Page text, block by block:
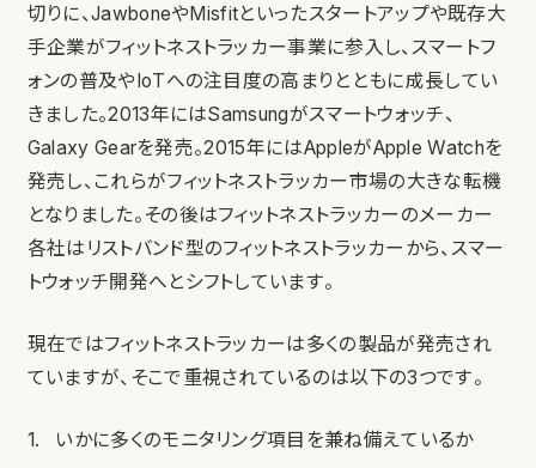
切りに、JawboneやMisfitといったスタートアップや既存大
手企業がフィットネストラッカー事業に参入し、スマートフ
ォンの普及やIoTへの注目度の高まりとともに成長してい
きました。2013年にはSamsungがスマートウォッチ、
Galaxy Gearを発売。2015年にはAppleがApple Watchを
発売し、これらがフィットネストラッカー市場の大きな転機
となりました。その後はフィットネストラッカーのメーカー
各社はリストバンド型のフィットネストラッカーから、スマー
トウォッチ開発へとシフトしています。
現在ではフィットネストラッカーは多くの製品が発売され
ていますが、そこで重視されているのは以下の3つです。
いかに多くのモニタリング項目を兼ね備えているか